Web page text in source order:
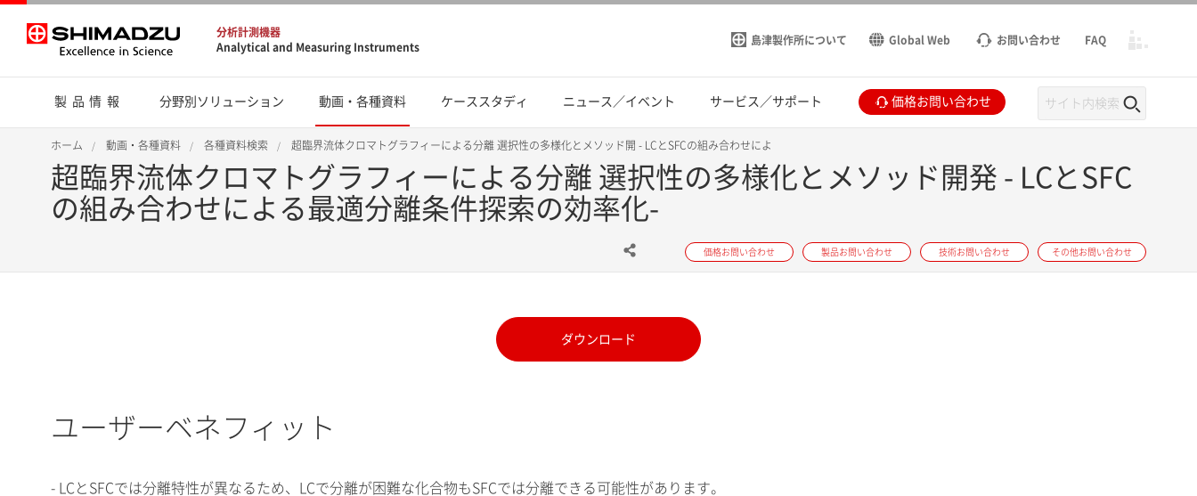
分析計測機器
Analytical and Measuring Instruments
島津製作所について Global Web お問い合わせ FAQ
製品情報 分野別ソリューション 動画・各種資料 ケーススタディ ニュース／イベント サービス／サポート 価格お問い合わせ
ホーム 動画・各種資料 各種資料検索 超臨界流体クロマトグラフィーによる分離 選択性の多様化とメソッド開 - LCとSFCの組み合わせによ
超臨界流体クロマトグラフィーによる分離 選択性の多様化とメソッド開発 - LCとSFC
の組み合わせによる最適分離条件探索の効率化-
価格お問い合わせ 製品お問い合わせ 技術お問い合わせ その他お問い合わせ
ダウンロード
ユーザーベネフィット
- LCとSFCでは分離特性が異なるため、LCで分離が困難な化合物もSFCでは分離できる可能性があります。